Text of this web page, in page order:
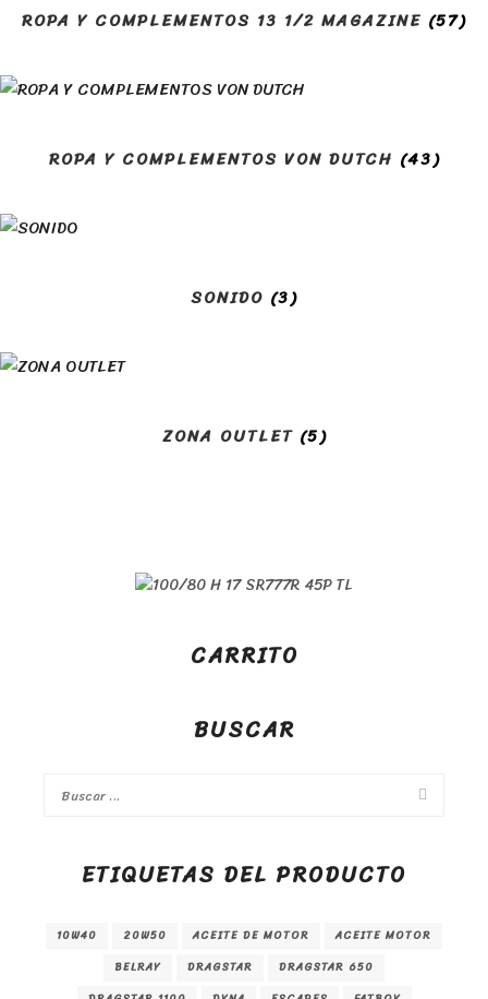
ROPA Y COMPLEMENTOS 13 1/2 MAGAZINE (57)
ROPA Y COMPLEMENTOS VON DUTCH (43)
SONIDO (3)
ZONA OUTLET (5)
CARRITO
BUSCAR
ETIQUETAS DEL PRODUCTO
10W40 20W50 ACEITE DE MOTOR
ACEITE MOTOR
BELRAY
DRAGSTAR
DRAGSTAR 650